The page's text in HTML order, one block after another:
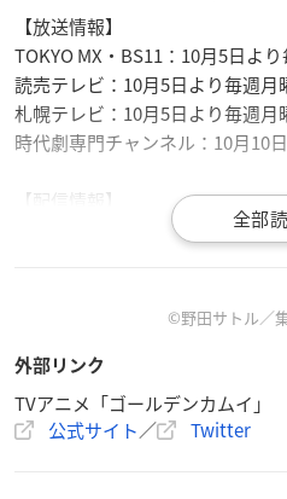
【放送情報】
TOKYO MX・BS11：10月5日よ
読売テレビ：10月5日より毎週月
札幌テレビ：10月5日より毎週月
時代劇専門チャンネル：10月10
【配信情報】
FOD：10月5日より毎週月曜23:00
監督：難波日登志
シリーズ構成：高木登
キャラクターデザイン：大貫健一
©野田サトル／
外部リンク
TVアニメ「ゴールデンカムイ」
公式サイト／ Twitter